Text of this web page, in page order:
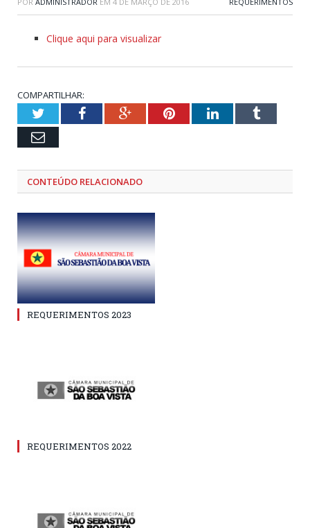
Clique aqui para visualizar
COMPARTILHAR:
TwitterFacebookGoogle+PinterestLinkedInTumblr
Email
CONTEÚDO RELACIONADO
REQUERIMENTOS 2023
REQUERIMENTOS 2022